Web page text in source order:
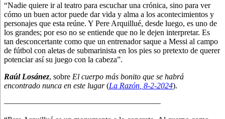
“Nadie quiere ir al teatro para escuchar una crónica, sino para ver
cómo un buen actor puede dar vida y alma a los acontecimientos y
personajes que esta reúne. Y Pere Arquillué, desde luego, es uno de
los grandes; por eso no se entiende que no le dejen interpretar. Es
tan desconcertante como que un entrenador saque a Messi al campo
de fútbol con aletas de submarinista en los pies so pretexto de querer
potenciar así su juego con la cabeza”.
Raúl Losánez, sobre El cuerpo más bonito que se habrá
encontrado nunca en este lugar(La Razón , 8-2-2024).
———————————————————–